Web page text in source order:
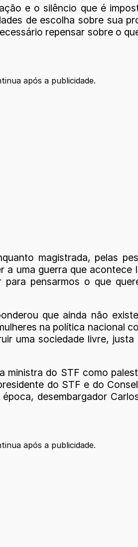
e o silêncio que é
de escolha sobre sua
repensar sobre o
após a publicidade.
magistrada, pelas
uma guerra que
pensarmos o que
que ainda não
na política nacional
uma sociedade livre,
do STF como
do STF e do
desembargador
após a publicidade.